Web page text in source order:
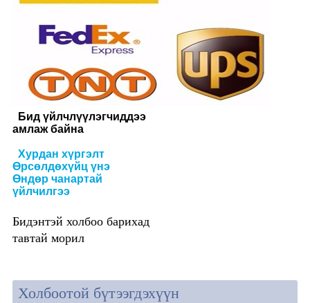
Бид үйлчлүүлэгчиддээ
амлаж байна
Хурдан хүргэлт
Өрсөлдөхүйц үнэ
Өндөр чанартай
үйлчилгээ
Бидэнтэй холбоо барихад
тавтай морил
Холбоотой бүтээгдэхүүн